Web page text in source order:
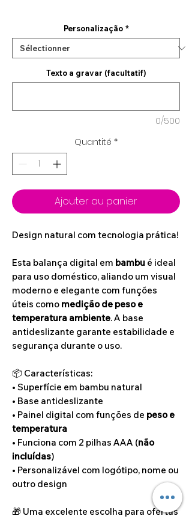
Personalização *
Texto a gravar (facultatif)
0/500
Quantité *
Ajouter au panier
Design natural com tecnologia prática!
Esta balança digital em bambu é ideal
para uso doméstico, aliando um visual
moderno e elegante com funções
úteis como medição de peso e
temperatura ambiente. A base
antideslizante garante estabilidade e
segurança durante o uso.
📦 Características:
• Superfície em bambu natural
• Base antideslizante
• Painel digital com funções de peso e
temperatura
• Funciona com 2 pilhas AAA (não
incluídas)
• Personalizável com logótipo, nome ou
outro design
🎁 Uma excelente escolha para ofertas